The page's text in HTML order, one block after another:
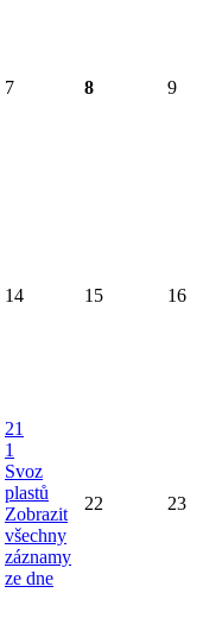
7 8 9
14 15 16
21
1
Svoz
plastů
Zobrazit
všechny
záznamy
ze dne
22 23